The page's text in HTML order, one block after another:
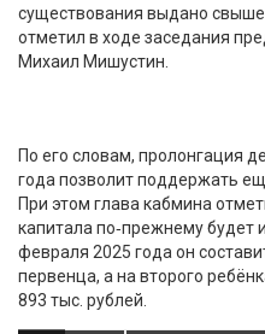
существования выдано
отметил в ходе заседания
Михаил Мишустин.
По его словам, пролонгация
года позволит поддержать
При этом глава кабмина
капитала по‑прежнему будет
февраля 2025 года он
первенца, а на второго
893 тыс. рублей.